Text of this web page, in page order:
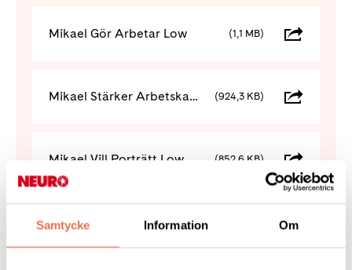
Samtycke Information Om
Mikael Gör Arbetar Low (1,1 MB)
Mikael Stärker Arbetskamrat Low (924,3 KB)
Mikael Vill Porträtt Low (852,6 KB)